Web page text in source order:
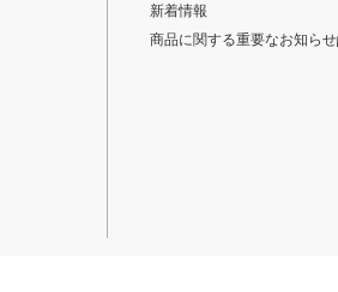
新着情報
商品に関する重要なお知らせ